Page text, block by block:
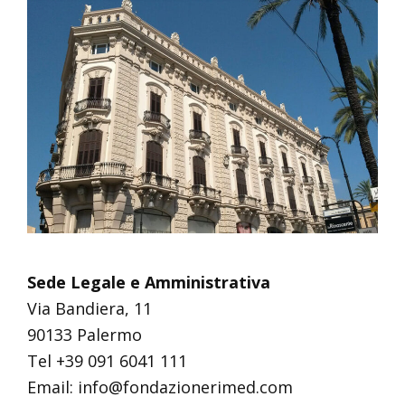
Sede Legale e Amministrativa
Via Bandiera, 11
90133 Palermo
Tel +39 091 6041 111
Email: info@fondazionerimed.com